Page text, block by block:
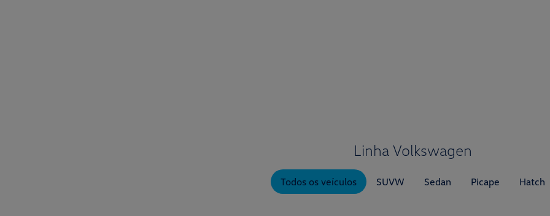
Linha Volkswagen
Todos os veículos SUVW Sedan Picape Hatch